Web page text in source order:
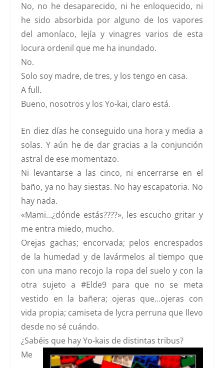
No, no he desaparecido, ni he enloquecido, ni
he sido absorbida por alguno de los vapores
del amoníaco, lejía y vinagres varios de esta
locura ordenil que me ha inundado.
No.
Solo soy madre, de tres, y los tengo en casa.
A full.
Bueno, nosotros y los Yo-kai, claro está.
En diez días he conseguido una hora y media a
solas. Y aún he de dar gracias a la conjunción
astral de ese momentazo.
Ni levantarse a las cinco, ni encerrarse en el
baño, ya no hay siestas. No hay escapatoria. No
hay nada.
«Mami…¿dónde estás????», les escucho gritar y
me entra miedo, mucho.
Orejas gachas; encorvada; pelos encrespados
de la humedad y de lavármelos al tiempo que
con una mano recojo la ropa del suelo y con la
otra sujeto a #Elde9 para que no se meta
vestido en la bañera; ojeras que…ojeras con
vida propia; camiseta de lycra perruna que llevo
desde no sé cuándo.
¿Sabéis que hay Yo-kais de distintas tribus?
Me